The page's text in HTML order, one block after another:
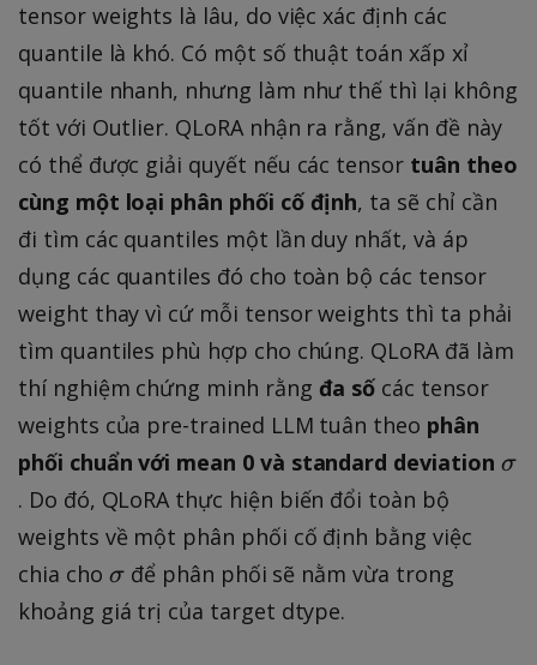
tensor weights là lâu, do việc xác định các
quantile là khó. Có một số thuật toán xấp xỉ
quantile nhanh, nhưng làm như thế thì lại không
tốt với Outlier. QLoRA nhận ra rằng, vấn đề này
có thể được giải quyết nếu các tensor tuân theo
cùng một loại phân phối cố định, ta sẽ chỉ cần
đi tìm các quantiles một lần duy nhất, và áp
dụng các quantiles đó cho toàn bộ các tensor
weight thay vì cứ mỗi tensor weights thì ta phải
tìm quantiles phù hợp cho chúng. QLoRA đã làm
thí nghiệm chứng minh rằng đa số các tensor
weights của pre-trained LLM tuân theo phân
phối chuẩn với mean 0 và standard deviation \
σ
. Do đó, QLoRA thực hiện biến đổi toàn bộ
weights về một phân phối cố định bằng việc
chia cho \
si
g
σ để phân phối sẽ nằm vừa trong
khoảng giá trị của target dtype.